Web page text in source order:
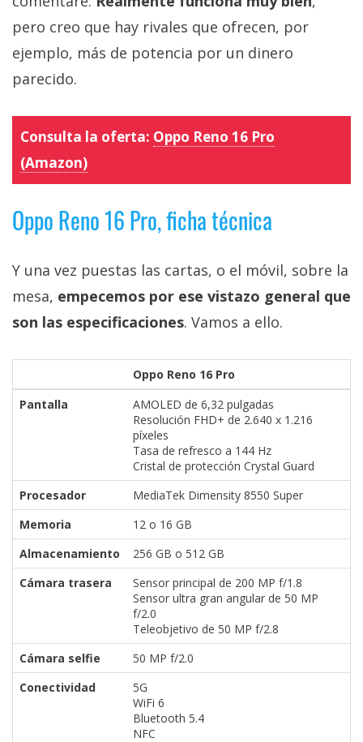
pero creo que hay rivales que ofrecen, por
ejemplo, más de potencia por un dinero
parecido.
Consulta la oferta: Oppo Reno 16 Pro
(Amazon)
Oppo Reno 16 Pro, ficha técnica
Y una vez puestas las cartas, o el móvil, sobre la
mesa, empecemos por ese vistazo general que
son las especificaciones. Vamos a ello.
Oppo Reno 16 Pro
Pantalla
AMOLED de 6,32 pulgadas
Resolución FHD+ de 2.640 x 1.216
píxeles
Tasa de refresco a 144 Hz
Cristal de protección Crystal Guard
Procesador
MediaTek Dimensity 8550 Super
Memoria
12 o 16 GB
Almacenamiento
256 GB o 512 GB
Cámara trasera
Sensor principal de 200 MP f/1.8
Sensor ultra gran angular de 50 MP
f/2.0
Teleobjetivo de 50 MP f/2.8
Cámara selfie
50 MP f/2.0
Conectividad
5G
WiFi 6
Bluetooth 5.4
NFC